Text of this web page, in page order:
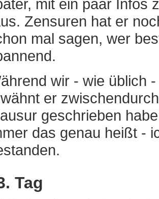
mit ein paar Infos
Zensuren hat er
mal sagen, wer
wir - wie üblich
er
geschrieben
das genau heißt -
Tag